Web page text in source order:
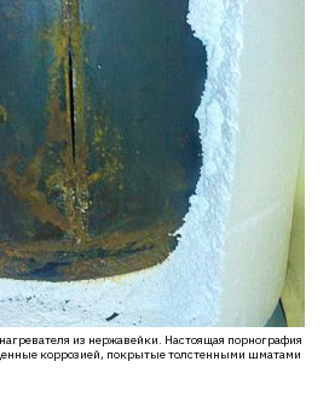
из нержавейки. Настоящая порнография
коррозией, покрытые толстенными шматами